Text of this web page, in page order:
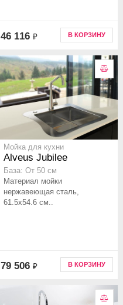
46 116 ₽ В КОРЗИНУ
Мойка для кухни
Alveus Jubilee
База: От 50 см
Материал мойки
нержавеющая сталь,
61.5x54.6 см..
79 506 ₽ В КОРЗИНУ